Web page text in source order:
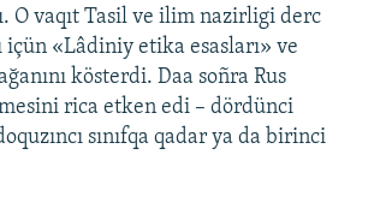
O vaqıt Tasil ve ilim nazirligi derc
«Lâdiniy etika esasları» ve
kösterdi. Daa soñra Rus
rica etken edi – dördünci
sınıfqa qadar ya da birinci